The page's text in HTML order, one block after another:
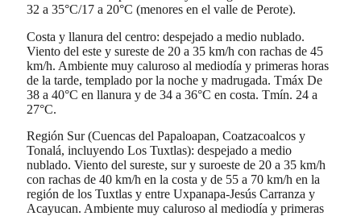
32 a 35°C/17 a 20°C (menores en el valle de Perote).
Costa y llanura del centro: despejado a medio nublado.
Viento del este y sureste de 20 a 35 km/h con rachas de 45
km/h. Ambiente muy caluroso al mediodía y primeras horas
de la tarde, templado por la noche y madrugada. Tmáx De
38 a 40°C en llanura y de 34 a 36°C en costa. Tmín. 24 a
27°C.
Región Sur (Cuencas del Papaloapan, Coatzacoalcos y
Tonalá, incluyendo Los Tuxtlas): despejado a medio
nublado. Viento del sureste, sur y suroeste de 20 a 35 km/h
con rachas de 40 km/h en la costa y de 55 a 70 km/h en la
región de los Tuxtlas y entre Uxpanapa-Jesús Carranza y
Acayucan. Ambiente muy caluroso al mediodía y primeras